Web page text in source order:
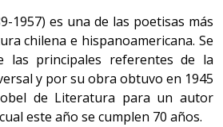
1957) es una de las poetisas más
chilena e hispanoamericana. Se
las principales referentes de la
y por su obra obtuvo en 1945
de Literatura para un autor
este año se cumplen 70 años.